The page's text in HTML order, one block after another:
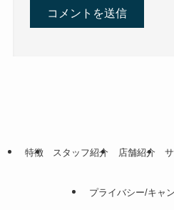
特徴 スタッフ紹介 店舗紹介
プライバシー/キャ